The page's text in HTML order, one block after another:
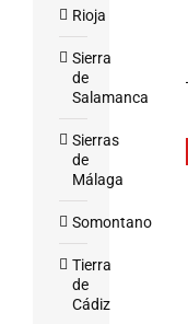
Rioja
Sierra
de
Salamanca
Sierras
de
Málaga
Somontano
Tierra
de
Cádiz